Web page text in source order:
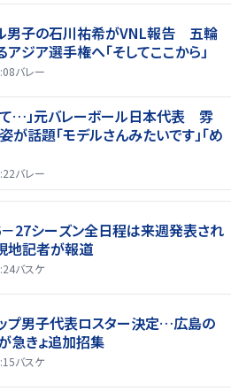
男子の石川祐希がVNL報告 五輪
ジア選手権へ「そしてここから」
バレー
て…」元バレーボール日本代表 雰
が話題「モデルさんみたいです」「め
バレー
27シーズン全日程は来週発表され
地記者が報道
バスケ
プ男子代表ロスター決定…広島の
急きょ追加招集
バスケ